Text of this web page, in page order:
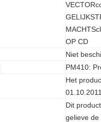
OP CD
Niet
PM410:
Het
01.10.2011
Dit
gelieve de